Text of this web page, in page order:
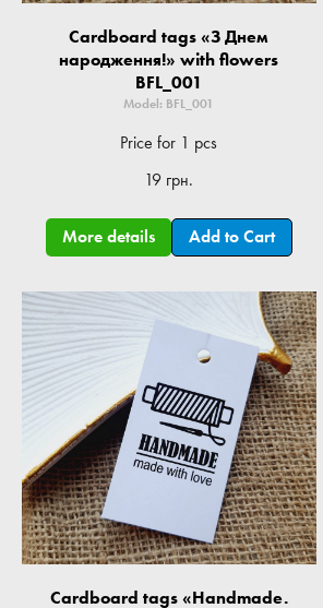
Cardboard tags «З Днем
народження!» with flowers
BFL_001
Model: BFL_001
Price for 1 pcs
19 грн.
More details Add to Cart
Cardboard tags «Handmade.